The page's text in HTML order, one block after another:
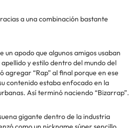
a una combinación bastante
un apodo que algunos amigos usaban
y estilo dentro del mundo del
agregar “Rap” al final porque en ese
contenido estaba enfocado en la
Así terminó naciendo “Bizarrap”.
gigante dentro de la industria